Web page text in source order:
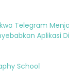
Telegram
Aplikasi
School